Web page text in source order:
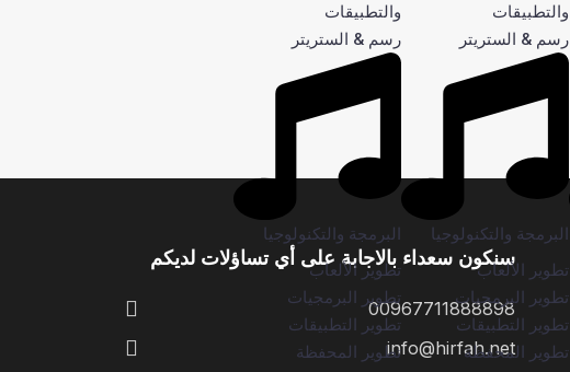
والتطبيقات
رسم & الستريتر
البرمجة والتكنولوجيا
تطوير الألعاب
تطوير البرمجيات
تطوير التطبيقات
تطوير المحفظة
والتطبيقات
رسم & الستريتر
البرمجة والتكنولوجيا
تطوير الألعاب
تطوير البرمجيات
تطوير التطبيقات
تطوير المحفظة
سنكون سعداء بالاجابة على أي تساؤلات لديكم
00967711888898
info@hirfah.net